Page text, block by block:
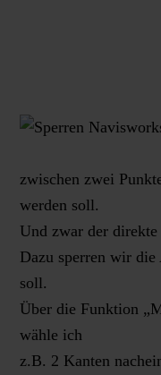
zwischen zwei
werden soll.
Und zwar der direkte
Dazu sperren wir die
soll.
Über die Funktion
wähle ich
z.B. 2 Kanten